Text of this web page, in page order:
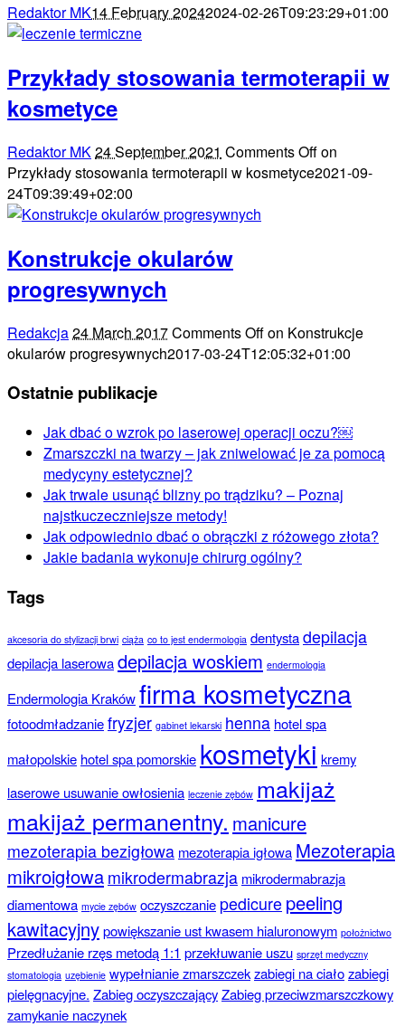
Redaktor MK14 February 20242024-02-26T09:23:29+01:00
Przykłady stosowania termoterapii w
kosmetyce
Redaktor MK24 September 2021 Comments Offon
Przykłady stosowania termoterapii w kosmetyce2021-09-
24T09:39:49+02:00
Konstrukcje okularów
progresywnych
Redakcja24 March 2017Comments Offon Konstrukcje
okularów progresywnych2017-03-24T12:05:32+01:00
Ostatnie publikacje
Jak dbać o wzrok po laserowej operacji oczu?￼
Zmarszczki na twarzy – jak zniwelować je za pomocą
medycyny estetycznej?
Jak trwale usunąć blizny po trądziku? – Poznaj
najstkuczeczniejsze metody!
Jak odpowiednio dbać o obrączki z różowego złota?
Jakie badania wykonuje chirurg ogólny?
Tags
akcesoria do stylizacji brwi ciąża co to jest endermologia dentystadepilacja
depilacja laserowadepilacja woskiem endermologia
Endermologia Krakówfirma kosmetyczna
fotoodmładzaniefryzjer gabinet lekarski henna hotel spa
małopolskie hotel spa pomorskie kosmetyki kremy
laserowe usuwanie owłosienia leczenie zębów makijaż
makijaż permanentny. manicure
mezoterapia bezigłowa mezoterapia igłowa Mezoterapia
mikroigłowa mikrodermabrazja mikrodermabrazja
diamentowa mycie zębów oczyszczanie pedicure peeling
kawitacyjnypowiększanie ust kwasem hialuronowym położnictwo
Przedłużanie rzęs metodą 1:1 przekłuwanie uszu sprzęt medyczny
stomatologia uzębienie wypełnianie zmarszczekzabiegi na ciałozabiegi
pielęgnacyjne. Zabieg oczyszczającyZabieg przeciwzmarszczkowy
zamykanie naczynek